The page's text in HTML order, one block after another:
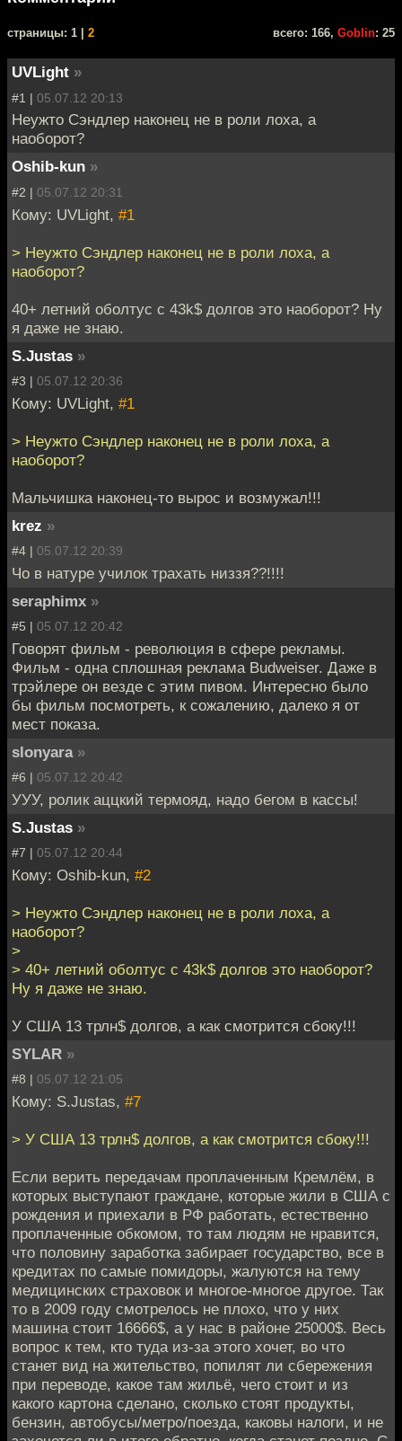
cтраницы: 1 | 2 всего: 166, Goblin: 25
UVLight »
#1 | 05.07.12 20:13
Неужто Сэндлер наконец не в роли лоха, а
наоборот?
Oshib-kun »
#2 | 05.07.12 20:31
Кому: UVLight, #1
> Неужто Сэндлер наконец не в роли лоха, а
наоборот?
40+ летний оболтус с 43k$ долгов это наоборот? Ну
я даже не знаю.
S.Justas »
#3 | 05.07.12 20:36
Кому: UVLight, #1
> Неужто Сэндлер наконец не в роли лоха, а
наоборот?
Мальчишка наконец-то вырос и возмужал!!!
krez »
#4 | 05.07.12 20:39
Чо в натуре училок трахать низзя??!!!!
seraphimx »
#5 | 05.07.12 20:42
Говорят фильм - революция в сфере рекламы.
Фильм - одна сплошная реклама Budweiser. Даже в
трэйлере он везде с этим пивом. Интересно было
бы фильм посмотреть, к сожалению, далеко я от
мест показа.
slonyara »
#6 | 05.07.12 20:42
УУУ, ролик аццкий термояд, надо бегом в кассы!
S.Justas »
#7 | 05.07.12 20:44
Кому: Oshib-kun, #2
> Неужто Сэндлер наконец не в роли лоха, а
наоборот?
>
> 40+ летний оболтус с 43k$ долгов это наоборот?
Ну я даже не знаю.
У США 13 трлн$ долгов, а как смотрится сбоку!!!
SYLAR »
#8 | 05.07.12 21:05
Кому: S.Justas, #7
> У США 13 трлн$ долгов, а как смотрится сбоку!!!
Если верить передачам проплаченным Кремлём, в
которых выступают граждане, которые жили в США с
рождения и приехали в РФ работать, естественно
проплаченные обкомом, то там людям не нравится,
что половину заработка забирает государство, все в
кредитах по самые помидоры, жалуются на тему
медицинских страховок и многое-многое другое. Так
то в 2009 году смотрелось не плохо, что у них
машина стоит 16666$, а у нас в районе 25000$. Весь
вопрос к тем, кто туда из-за этого хочет, во что
станет вид на жительство, попилят ли сбережения
при переводе, какое там жильё, чего стоит и из
какого картона сделано, сколько стоят продукты,
бензин, автобусы/метро/поезда, каковы налоги, и не